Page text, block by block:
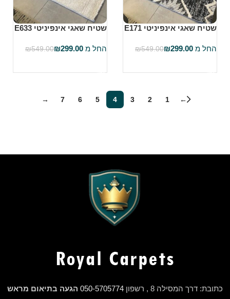
שטיח שאגי אינפיניטי E171
החל מ ₪299.00
₪549.00
שטיח שאגי אינפיניטי E633
החל מ ₪299.00
₪549.00
←
1
2
3
4
5
6
7
→
כתובת: דרך המסילה 8 , רשפון 050-5705774 הגעה בתיאום מראש